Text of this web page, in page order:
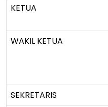
KETUA
WAKIL KETUA
SEKRETARIS